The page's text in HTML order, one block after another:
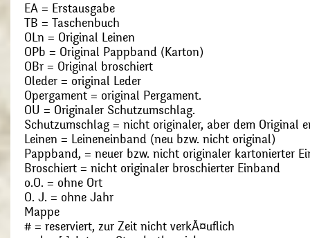
EA = Erstausgabe
TB = Taschenbuch
OLn = Original Leinen
OPb = Original Pappband (Karton)
OBr = Original broschiert
Oleder = original Leder
Opergament = original Pergament.
OU = Originaler Schutzumschlag.
Schutzumschlag = nicht originaler, aber dem Original
Leinen = Leineneinband (neu bzw. nicht original)
Pappband, = neuer bzw. nicht originaler kartonierter
Broschiert = nicht originaler broschierter Einband
o.O. = ohne Ort
O. J. = ohne Jahr
Mappe
# = reserviert, zur Zeit nicht verkÃ¤uflich